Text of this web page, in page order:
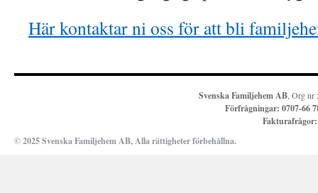
Här kontaktar ni oss för att bli
Svenska Familjehem AB, Org nr
Förfrågningar: 0707-66
© 2025 Svenska Familjehem AB, Alla rättigheter förbehållna.